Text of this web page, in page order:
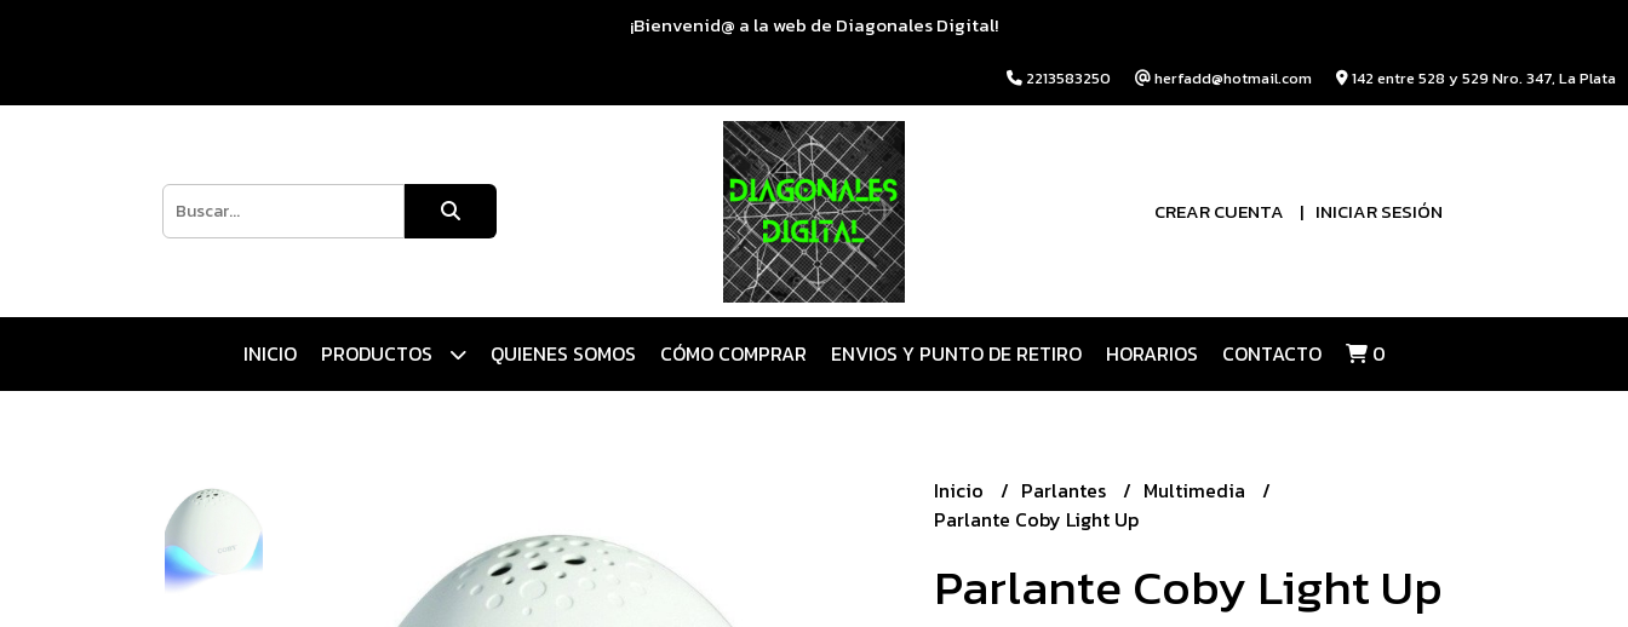
¡Bienvenid@ a la web de Diagonales Digital!
2213583250 herfadd@hotmail.com 142 entre 528 y 529 Nro. 347, La Plata
CREAR CUENTA INICIAR SESIÓN
INICIO PRODUCTOS QUIENES SOMOS CÓMO COMPRAR ENVIOS Y PUNTO DE RETIRO HORARIOS CONTACTO 0
Inicio Parlantes
Multimedia
Parlante Coby Light Up
Parlante Coby Light Up